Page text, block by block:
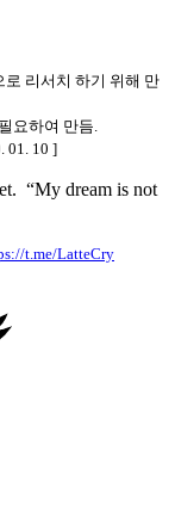
리서치 하기 위해 만
요하여 만듬.
10 ]
“My dream is not
t.me/LatteCry